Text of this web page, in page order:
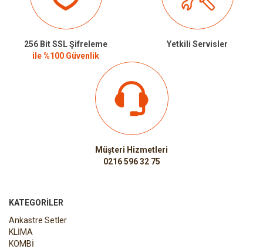
256 Bit SSL Şifreleme
ile %100 Güvenlik
Yetkili Servisler
Müşteri Hizmetleri
0216 596 32 75
KATEGORILER
Ankastre Setler
KLİMA
KOMBİ